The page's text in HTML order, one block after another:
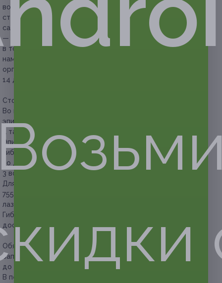
волоски путем уничтожения волосяного фолликула; кожа
станет гладкой спустя 7–14 дней, когда волосок выпадет
сам;
— неодимовый лазер подходит для всех фототипов кожи,
в том числе темной; неодимовый лазер проникает
намного глубже, чем предыдущие 2 лазера, но не вредит
организму; эффект после процедуры виден спустя 7–
14 дней.
Стоимость купонов указана с учетом охлаждения кожи.
Во время курса эпиляции не рекомендуется использовать
эпилятор, проводить восковую и сахарную депиляцию,
а также удалять волосы пинцетом.
Эпиляция проводится гибридным лазером.
Гибридный лазер — это диодный лазер для эпиляции,
но действующий на нежелательные волоски сразу
3 волнами одновременно.
Для лазерной эпиляции могут применяться 3 длины волны:
755 нм — александритовый лазер, 808 нм — диодный
лазер, 1064 нм — неодимовый лазер.
Гибридный лазер — это сочетание всех 3 длин волн для
достижения наилучшего эффекта от лазерной эпиляции.
Обязательна предварительная запись по телефону.
Записаться на первое посещение необходимо
до окончания срока действия купона.
В период государственных праздников время работы